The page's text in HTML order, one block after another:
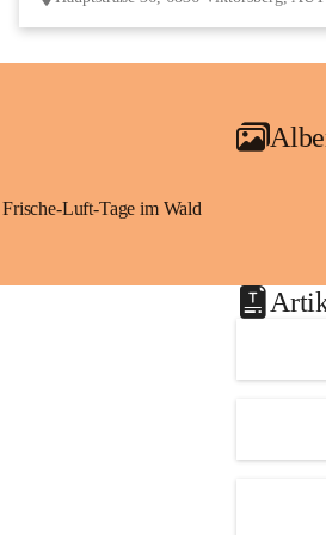
Frische-Luft-Tage im Wald